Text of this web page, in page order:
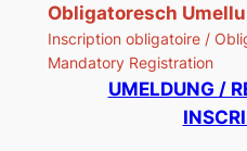
Obligatoresch
Inscription obligatoire /
Mandatory Registration
UMELDUNG /